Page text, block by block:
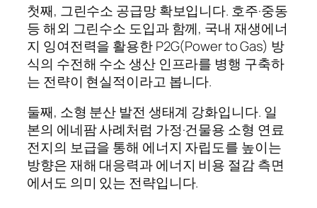
첫째, 그린수소 공급망 확보입니다. 호주·중동
등 해외 그린수소 도입과 함께, 국내 재생에너
지 잉여전력을 활용한 P2G(Power to Gas) 방
식의 수전해 수소 생산 인프라를 병행 구축하
는 전략이 현실적이라고 봅니다.
둘째, 소형 분산 발전 생태계 강화입니다. 일
본의 에네팜 사례처럼 가정·건물용 소형 연료
전지의 보급을 통해 에너지 자립도를 높이는
방향은 재해 대응력과 에너지 비용 절감 측면
에서도 의미 있는 전략입니다.